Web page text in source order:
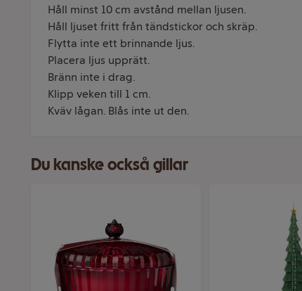
Håll minst 10 cm avstånd mellan ljusen.
Håll ljuset fritt från tändstickor och skräp.
Flytta inte ett brinnande ljus.
Placera ljus upprätt.
Bränn inte i drag.
Klipp veken till 1 cm.
Kväv lågan. Blås inte ut den.
Du kanske också gillar